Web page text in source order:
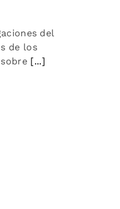
del
de los
[...]